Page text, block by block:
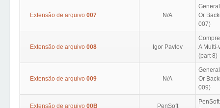
Extensão de arquivo 007 N/A
Or
007)
Extensão de arquivo 008 Igor Pavlov
A Multi-
(part 8)
Extensão de arquivo 009 N/A
Or
009)
Extensão de arquivo 00B PenSoft